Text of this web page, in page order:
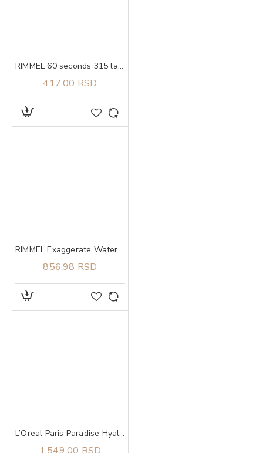
RIMMEL 60 seconds 315 lak za nokte 8ml
417,00 RSD
RIMMEL Exaggerate Waterproof 003 Tecni ajlajner
856,98 RSD
L’Oreal Paris Paradise Hyaluron Tint serum za usne u boji 601 Worth It